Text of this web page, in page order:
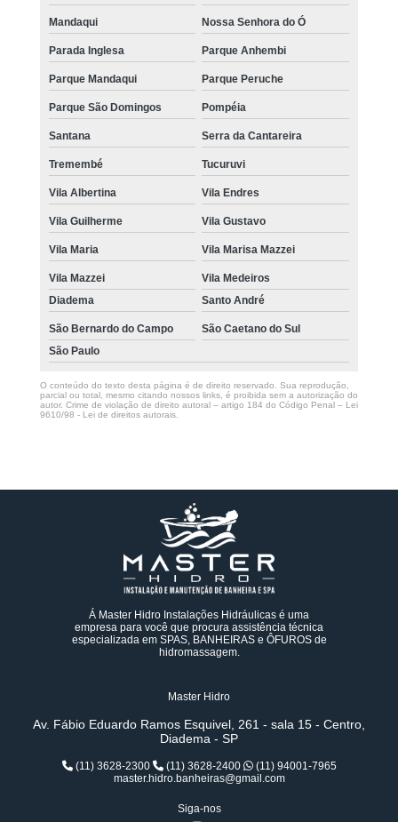
Mandaqui Nossa Senhora do Ó
Parada Inglesa Parque Anhembi
Parque Mandaqui Parque Peruche
Parque São Domingos Pompéia
Santana Serra da Cantareira
Tremembé Tucuruvi
Vila Albertina Vila Endres
Vila Guilherme Vila Gustavo
Vila Maria Vila Marisa Mazzei
Vila Mazzei
Vila Medeiros
Diadema
Santo André
São Bernardo do Campo
São Caetano do Sul
São Paulo
O conteúdo do texto desta página é de direito reservado. Sua reprodução,
parcial ou total, mesmo citando nossos links, é proibida sem a autorização do
autor. Crime de violação de direito autoral – artigo 184 do Código Penal – Lei
9610/98 - Lei de direitos autorais.
Á Master Hidro Instalações Hidráulicas é uma
empresa para você que procura assistência técnica
especializada em SPAS, BANHEIRAS e ÔFUROS de
hidromassagem.
Master Hidro
Av. Fábio Eduardo Ramos Esquivel, 261 - sala 15 - Centro,
Diadema - SP
(11) 3628-2300 (11) 3628-2400
(11) 94001-7965
master.hidro.banheiras@gmail.com
Siga-nos